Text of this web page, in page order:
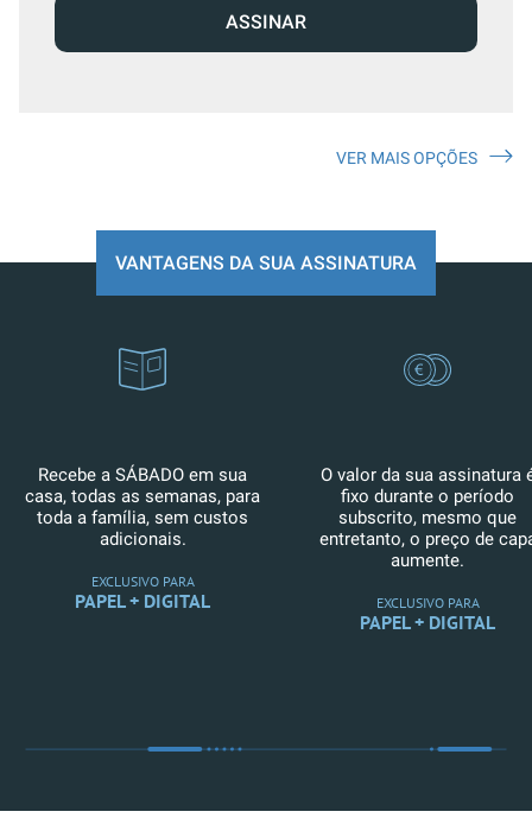
ASSINAR
VER MAIS OPÇÕES
VANTAGENS DA SUA ASSINATURA
Recebe a SÁBADO em sua
casa, todas as semanas, para
toda a família, sem custos
adicionais.
EXCLUSIVO PARA
PAPEL + DIGITAL
O valor da sua assinatura
fixo durante o período
subscrito, mesmo que
entretanto, o preço de
aumente.
EXCLUSIVO PARA
PAPEL + DIGITAL